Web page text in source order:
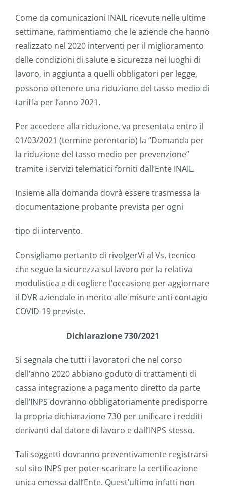
Come da comunicazioni INAIL ricevute nelle ultime
settimane, rammentiamo che le aziende che hanno
realizzato nel 2020 interventi per il miglioramento
delle condizioni di salute e sicurezza nei luoghi di
lavoro, in aggiunta a quelli obbligatori per legge,
possono ottenere una riduzione del tasso medio di
tariffa per l’anno 2021.
Per accedere alla riduzione, va presentata entro il
01/03/2021 (termine perentorio) la “Domanda per
la riduzione del tasso medio per prevenzione”
tramite i servizi telematici forniti dall’Ente INAIL.
Insieme alla domanda dovrà essere trasmessa la
documentazione probante prevista per ogni
tipo di intervento.
Consigliamo pertanto di rivolgerVi al Vs. tecnico
che segue la sicurezza sul lavoro per la relativa
modulistica e di cogliere l’occasione per aggiornare
il DVR aziendale in merito alle misure anti-contagio
COVID-19 previste.
Dichiarazione 730/2021
Si segnala che tutti i lavoratori che nel corso
dell’anno 2020 abbiano goduto di trattamenti di
cassa integrazione a pagamento diretto da parte
dell’INPS dovranno obbligatoriamente predisporre
la propria dichiarazione 730 per unificare i redditi
derivanti dal datore di lavoro e dall’INPS stesso.
Tali soggetti dovranno preventivamente registrarsi
sul sito INPS per poter scaricare la certificazione
unica emessa dall’Ente. Quest’ultimo infatti non